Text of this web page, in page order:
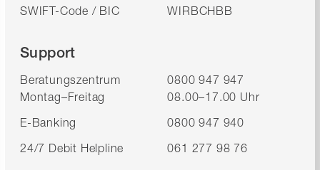
SWIFT-Code / BIC
WIRBCHBB
Support
Beratungszentrum
0800 947 947
Montag–Freitag
08.00–17.00 Uhr
E-Banking
0800 947 940
24/7 Debit Helpline
061 277 98 76